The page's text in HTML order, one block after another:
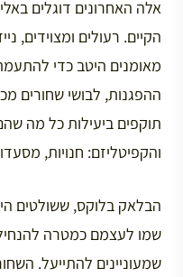
אלה האחרונים דוגלים
הקיים. רעולים ומצוידים,
מאומנים היטב כדי
ההפגנות, לבושי שחורים
תוקפים ביעילות כל מה
והקפיטליזם: חנויות,
הבלאק בלוקס, ששולטים
שמו לעצמם כמטרה
שמעוניינים להתייעל.